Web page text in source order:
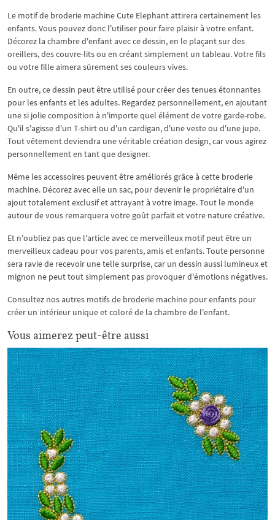
Le motif de broderie machine Cute Elephant attirera certainement les
enfants. Vous pouvez donc l'utiliser pour faire plaisir à votre enfant.
Décorez la chambre d'enfant avec ce dessin, en le plaçant sur des
oreillers, des couvre-lits ou en créant simplement un tableau. Votre fils
ou votre fille aimera sûrement ses couleurs vives.
En outre, ce dessin peut être utilisé pour créer des tenues étonnantes
pour les enfants et les adultes. Regardez personnellement, en ajoutant
une si jolie composition à n'importe quel élément de votre garde-robe.
Qu'il s'agisse d'un T-shirt ou d'un cardigan, d'une veste ou d'une jupe.
Tout vêtement deviendra une véritable création design, car vous agirez
personnellement en tant que designer.
Même les accessoires peuvent être améliorés grâce à cette broderie
machine. Décorez avec elle un sac, pour devenir le propriétaire d'un
ajout totalement exclusif et attrayant à votre image. Tout le monde
autour de vous remarquera votre goût parfait et votre nature créative.
Et n'oubliez pas que l'article avec ce merveilleux motif peut être un
merveilleux cadeau pour vos parents, amis et enfants. Toute personne
sera ravie de recevoir une telle surprise, car un dessin aussi lumineux et
mignon ne peut tout simplement pas provoquer d'émotions négatives.
Consultez nos autres motifs de broderie machine pour enfants pour
créer un intérieur unique et coloré de la chambre de l'enfant.
Vous aimerez peut-être aussi